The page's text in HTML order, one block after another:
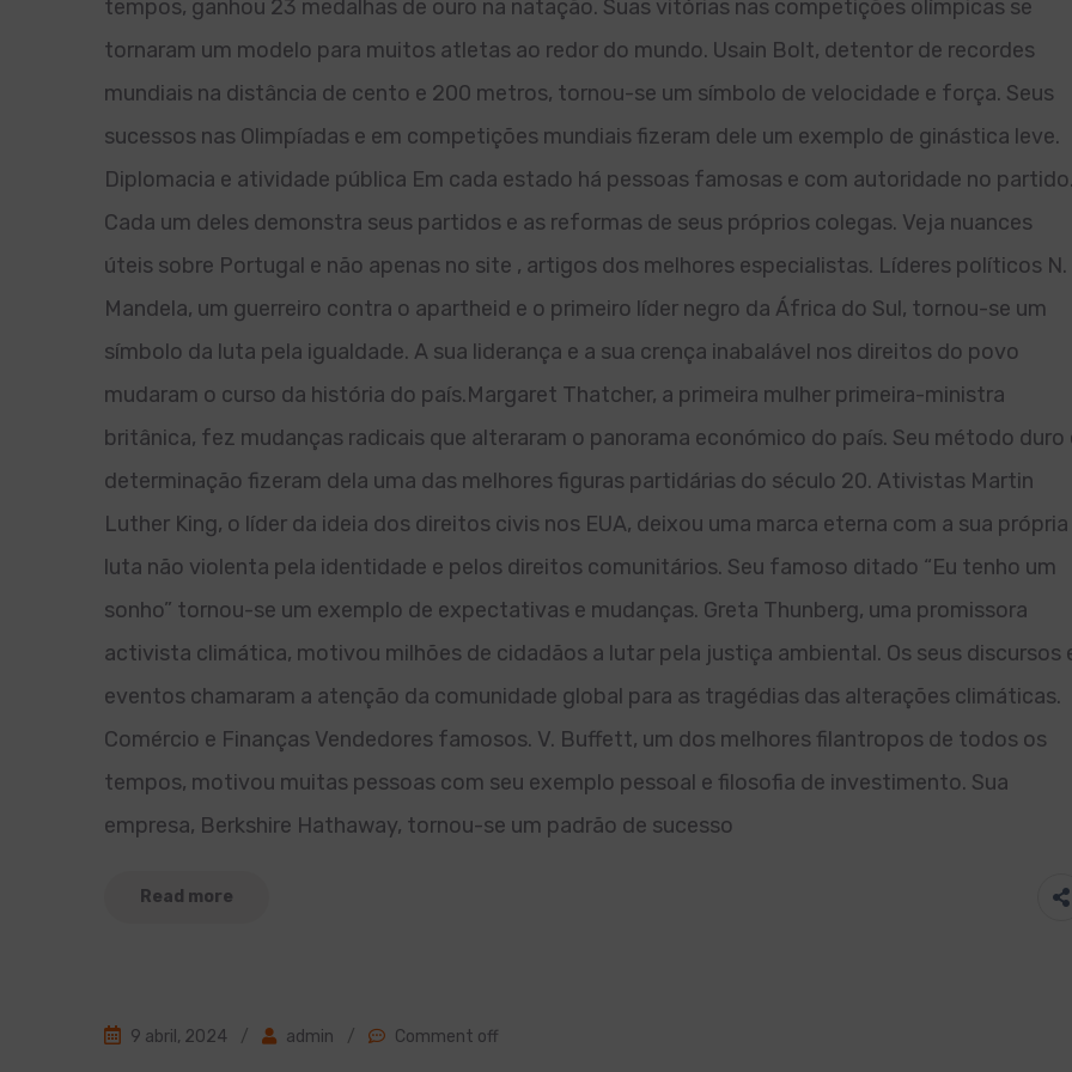
tempos, ganhou 23 medalhas de ouro na natação. Suas vitórias nas competições olímpicas se
tornaram um modelo para muitos atletas ao redor do mundo. Usain Bolt, detentor de recordes
mundiais na distância de cento e 200 metros, tornou-se um símbolo de velocidade e força. Seus
sucessos nas Olimpíadas e em competições mundiais fizeram dele um exemplo de ginástica leve.
Diplomacia e atividade pública Em cada estado há pessoas famosas e com autoridade no
Cada um deles demonstra seus partidos e as reformas de seus próprios colegas. Veja nuances
úteis sobre Portugal e não apenas no site , artigos dos melhores especialistas. Líderes políticos N.
Mandela, um guerreiro contra o apartheid e o primeiro líder negro da África do Sul, tornou-se um
símbolo da luta pela igualdade. A sua liderança e a sua crença inabalável nos direitos do povo
mudaram o curso da história do país.Margaret Thatcher, a primeira mulher primeira-ministra
britânica, fez mudanças radicais que alteraram o panorama económico do país. Seu método duro
determinação fizeram dela uma das melhores figuras partidárias do século 20. Ativistas Martin
Luther King, o líder da ideia dos direitos civis nos EUA, deixou uma marca eterna com a sua própria
luta não violenta pela identidade e pelos direitos comunitários. Seu famoso ditado “Eu tenho um
sonho” tornou-se um exemplo de expectativas e mudanças. Greta Thunberg, uma promissora
activista climática, motivou milhões de cidadãos a lutar pela justiça ambiental. Os seus discursos
eventos chamaram a atenção da comunidade global para as tragédias das alterações climáticas.
Comércio e Finanças Vendedores famosos. V. Buffett, um dos melhores filantropos de todos os
tempos, motivou muitas pessoas com seu exemplo pessoal e filosofia de investimento. Sua
empresa, Berkshire Hathaway, tornou-se um padrão de sucesso
Read more
9 abril, 2024 / admin / Comment off